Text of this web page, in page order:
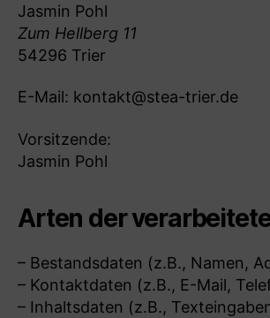
Jasmin Pohl
Zum Hellberg 11
54296 Trier
E-Mail: kontakt@stea-trier.de
Vorsitzende:
Jasmin Pohl
Arten der
– Bestandsdaten (z.B., Namen,
– Kontaktdaten (z.B., E-Mail,
– Inhaltsdaten (z.B.,